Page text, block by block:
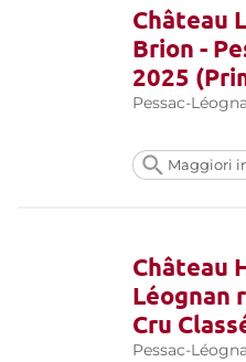
Château
Brion -
2025
Pessac-
Maggiori
Château
Léognan
Cru
Pessac-